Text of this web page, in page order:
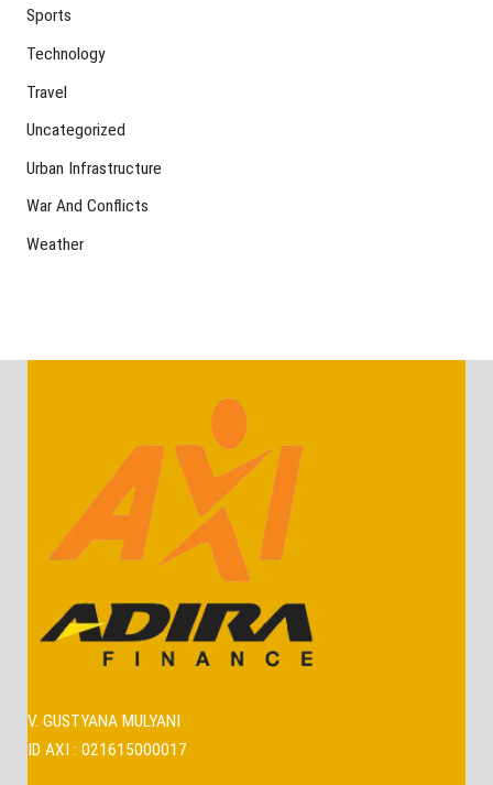
Sports
Technology
Travel
Uncategorized
Urban Infrastructure
War And Conflicts
Weather
V. GUSTYANA MULYANI
ID AXI : 021615000017